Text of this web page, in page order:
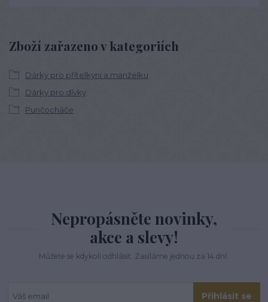
Zboží zařazeno v kategoriích
Dárky pro přítelkyni a manželku
Dárky pro dívky
Punčocháče
Nepropásněte novinky,
akce a slevy!
Můžete se kdykoli odhlásit. Zasíláme jednou za 14 dní.
Přihlásit se